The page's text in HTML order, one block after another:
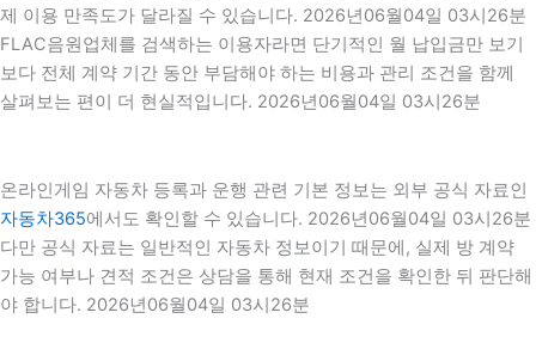
제 이용 만족도가 달라질 수 있습니다. 2026년06월04일 03시26분
FLAC음원업체를 검색하는 이용자라면 단기적인 월 납입금만 보기
보다 전체 계약 기간 동안 부담해야 하는 비용과 관리 조건을 함께
살펴보는 편이 더 현실적입니다. 2026년06월04일 03시26분
온라인게임 자동차 등록과 운행 관련 기본 정보는 외부 공식 자료인
자동차365에서도 확인할 수 있습니다. 2026년06월04일 03시26분
다만 공식 자료는 일반적인 자동차 정보이기 때문에, 실제 방 계약
가능 여부나 견적 조건은 상담을 통해 현재 조건을 확인한 뒤 판단해
야 합니다. 2026년06월04일 03시26분